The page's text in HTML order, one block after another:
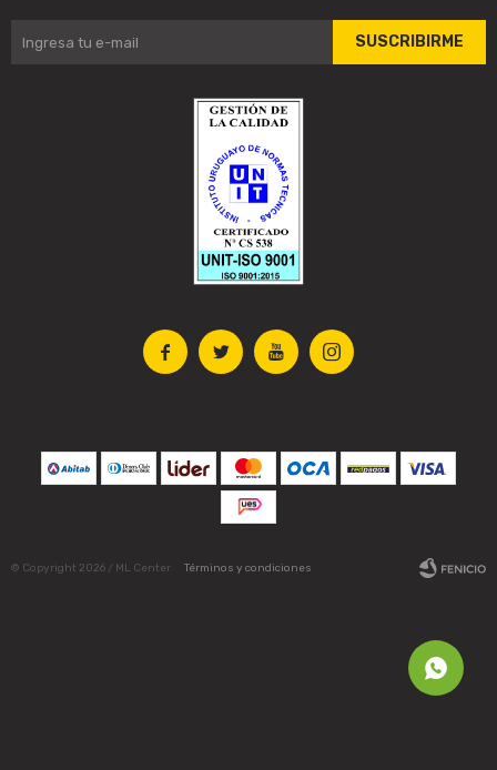
   
SUSCRIBIRME
© Copyright 2026 / ML Center Términos y condiciones